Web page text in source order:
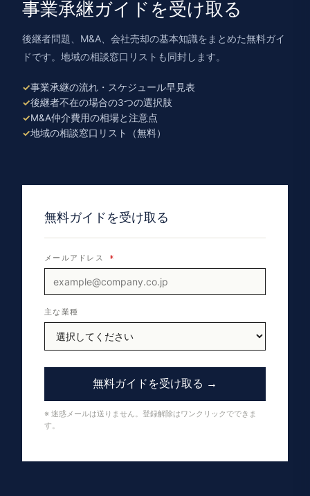
事業承継ガイドを受け取る
後継者問題、M&A、会社売却の基本知識をまとめた無料ガイ
ドです。地域の相談窓口リストも同封します。
事業承継の流れ・スケジュール早見表
後継者不在の場合の3つの選択肢
M&A仲介費用の相場と注意点
地域の相談窓口リスト（無料）
無料ガイドを受け取る
メールアドレス *
主な業種
無料ガイドを受け取る →
※ 迷惑メールは送りません。登録解除はワンクリックでできま
す。